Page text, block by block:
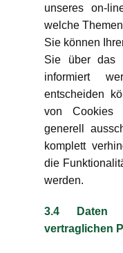
unseres on-
welche
Sie können
Sie über das
informiert
entscheiden
von Cookies
generell
komplett
die
werden.
3.4 Daten
vertraglichen